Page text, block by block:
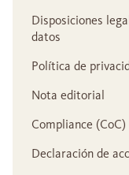
Disposiciones
datos
Política de
Nota editorial
Compliance (CoC)
Declaración de